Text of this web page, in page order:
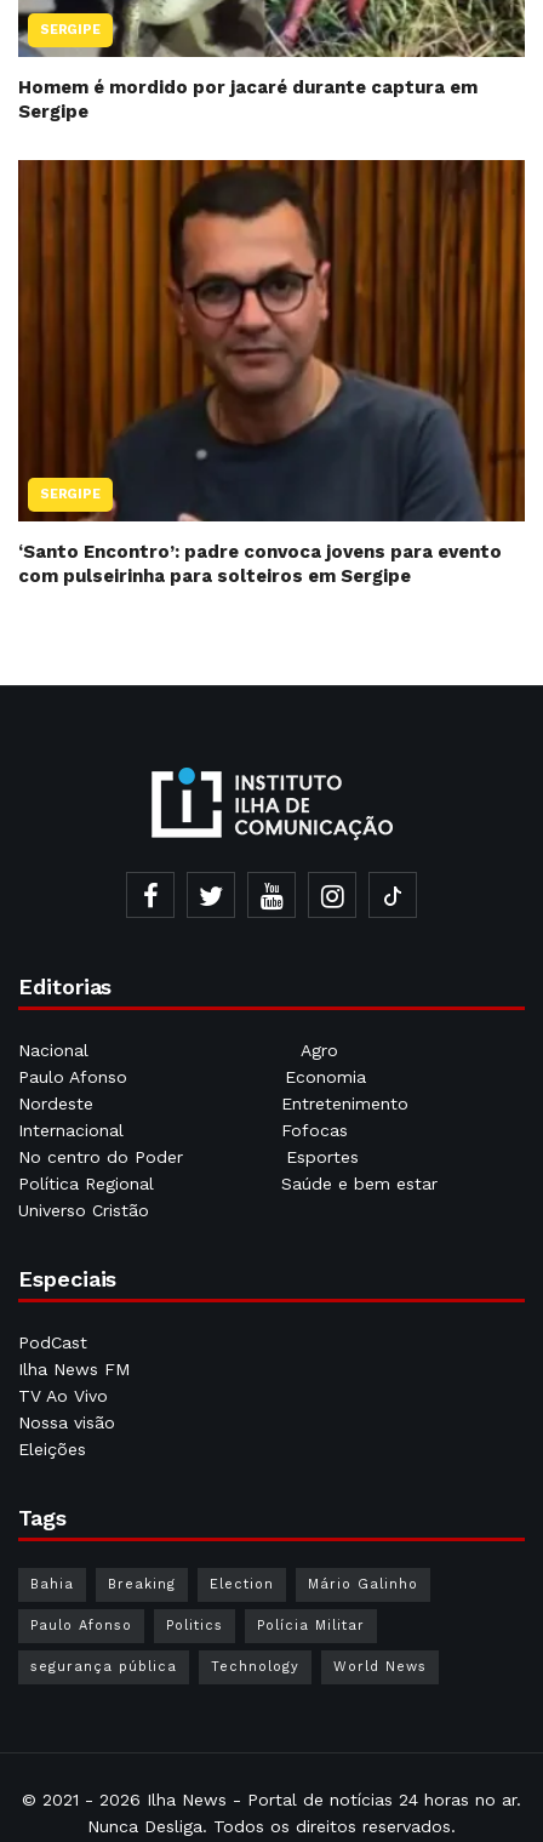
SERGIPE
Homem é mordido por jacaré durante captura em
Sergipe
SERGIPE
‘Santo Encontro’: padre convoca jovens para evento
com pulseirinha para solteiros em Sergipe
Editorias
Nacional
Agro
Paulo Afonso
Economia
Nordeste
Entretenimento
Internacional
Fofocas
No centro do Poder
Esportes
Política Regional
Saúde e bem estar
Universo Cristão
Especiais
PodCast
Ilha News FM
TV Ao Vivo
Nossa visão
Eleições
Tags
Bahia Breaking Election Mário Galinho
Paulo Afonso Politics Polícia Militar
segurança pública Technology World News
© 2021 - 2026 Ilha News - Portal de notícias 24 horas no ar.
Nunca Desliga. Todos os direitos reservados.